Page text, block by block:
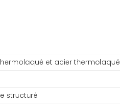
et acier thermolaqué
structuré